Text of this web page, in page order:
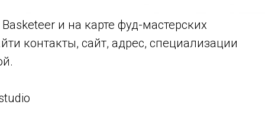
и на карте фуд-мастерских
контакты, сайт, адрес, специализации